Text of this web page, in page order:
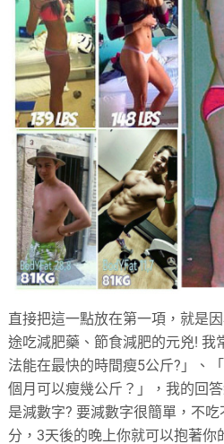
直接把這一點放在第一項，就是
途吃減肥藥、節食減肥的元兇! 我
法能在最快的時間瘦5公斤?」、
個月可以瘦幾公斤？」，我的回
是減數字? 要減數字很簡單，不
分，3天後的晚上你就可以抱著你